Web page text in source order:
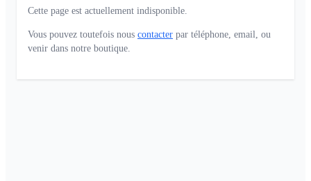
Cette page est actuellement indisponible.
Vous pouvez toutefois nous contacter par téléphone, email, ou
venir dans notre boutique.